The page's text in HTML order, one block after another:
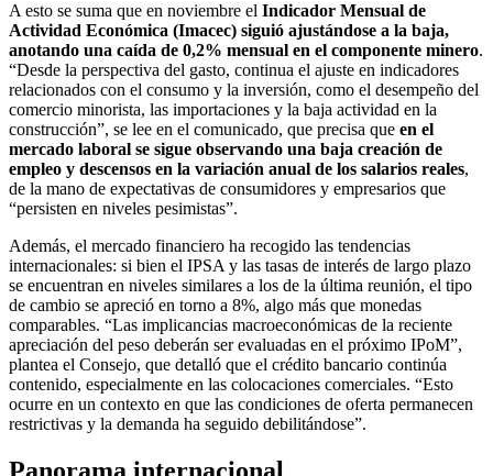
A esto se suma que en noviembre el Indicador Mensual de
Actividad Económica (Imacec) siguió ajustándose a la baja,
anotando una caída de 0,2% mensual en el componente minero.
“Desde la perspectiva del gasto, continua el ajuste en indicadores
relacionados con el consumo y la inversión, como el desempeño del
comercio minorista, las importaciones y la baja actividad en la
construcción”, se lee en el comunicado, que precisa que en el
mercado laboral se sigue observando una baja creación de
empleo y descensos en la variación anual de los salarios reales,
de la mano de expectativas de consumidores y empresarios que
“persisten en niveles pesimistas”.
Además, el mercado financiero ha recogido las tendencias
internacionales: si bien el IPSA y las tasas de interés de largo plazo
se encuentran en niveles similares a los de la última reunión, el tipo
de cambio se apreció en torno a 8%, algo más que monedas
comparables. “Las implicancias macroeconómicas de la reciente
apreciación del peso deberán ser evaluadas en el próximo IPoM”,
plantea el Consejo, que detalló que el crédito bancario continúa
contenido, especialmente en las colocaciones comerciales. “Esto
ocurre en un contexto en que las condiciones de oferta permanecen
restrictivas y la demanda ha seguido debilitándose”.